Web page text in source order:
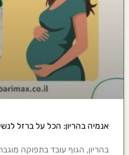
אנמיה בהריון: הכל על ברזל
בהריון, הגוף עובד בתפוקה